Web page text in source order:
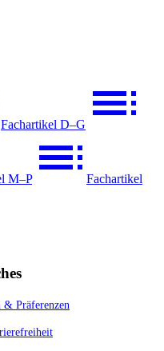
Fachartikel D–G
M–P Fachartikel
Präferenzen